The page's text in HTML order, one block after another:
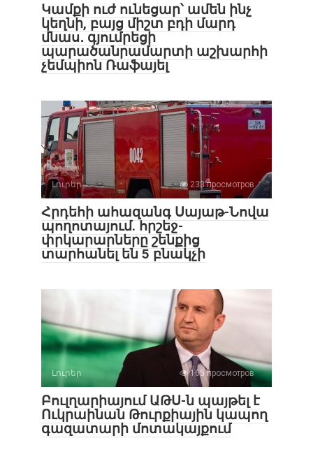
Կամքի ուժ ունեցար՝ ամեն ինչ
կեղնի, բայց միշտ բդի մարդ
մնաս․ գյումրեցի
պարածանրամարտի աշխարհի
չեմպիոն Ռաֆայել
Լուրեր 233 просмотров
Հրդեհի ահազանգ Սայաթ-Նովա
պողոտայում. հրշեջ-
փրկարարները շենքից
տարհանել են 5 բնակչի
Լուրեր 165 просмотров
Բուլղարիայում ԱԹՍ-ն պայթել է
Ուկրաինան Թուրքիային կապող
գազատարի մոտակայքում